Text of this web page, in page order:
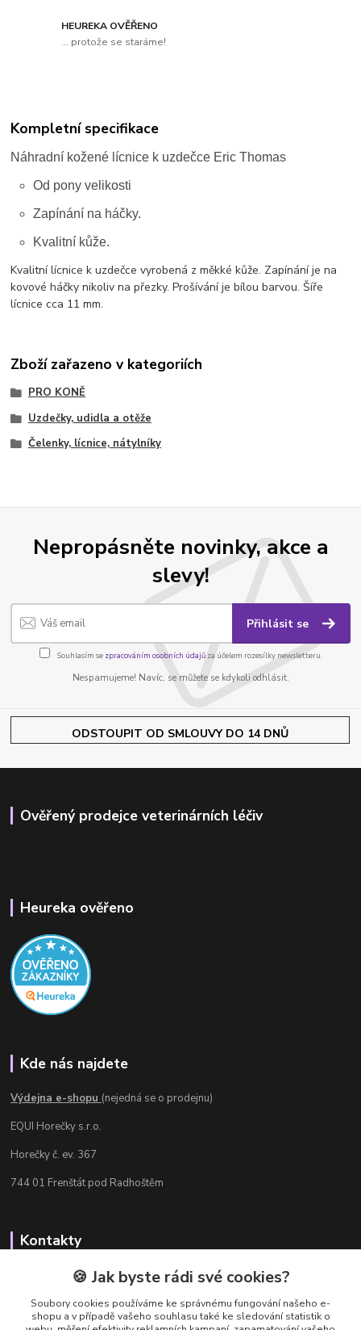
HEUREKA OVĚŘENO
... protože se staráme!
Kompletní specifikace
Náhradní kožené lícnice k uzdečce Eric Thomas
Od pony velikosti
Zapínání na háčky.
Kvalitní kůže.
Kvalitní lícnice k uzdečce vyrobená z měkké kůže. Zapínání je na
kovové háčky nikoliv na přezky. Prošívání je bílou barvou. Šíře
lícnice cca 11 mm.
Zboží zařazeno v kategoriích
PRO KONĚ
Uzdečky, udidla a otěže
Čelenky, lícnice, nátylníky
Nepropásněte novinky, akce a
slevy!
Přihlásit se
Souhlasím se zpracováním osobních údajůza účelem rozesílky newsletteru.
Nespamujeme! Navíc, se můžete se kdykoli odhlásit.
ODSTOUPIT OD SMLOUVY DO 14 DNŮ
Ověřený prodejce veterinárních léčiv
Heureka ověřeno
Kde nás najdete
Výdejna e-shopu (nejedná se o prodejnu)
EQUI Horečky s.r.o.
Horečky č. ev. 367
744 01 Frenštát pod Radhoštěm
Kontakty
Radka Chamrádová
+420 737 484 708
Výdejna e-shopu: Po-Ne, 8-20 hod.
🍪 Jak byste rádi své cookies?
Soubory cookies používáme ke správnému fungování našeho e-
shopu a v případě vašeho souhlasu také ke sledování statistik o